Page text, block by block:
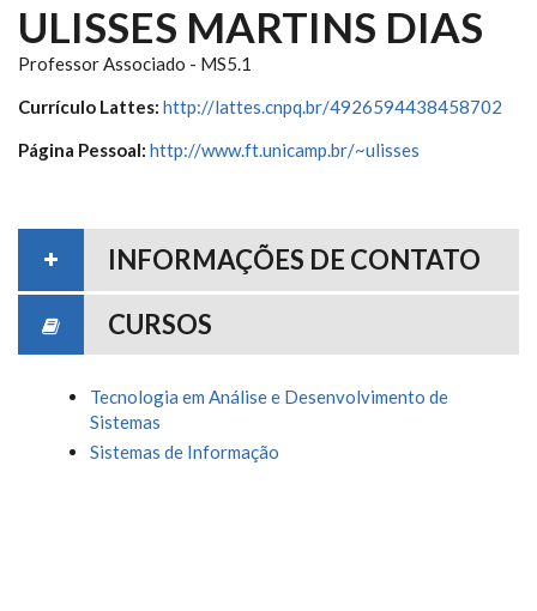
ULISSES MARTINS DIAS
Professor Associado - MS5.1
Currículo Lattes: http://lattes.cnpq.br/4926594438458702
Página Pessoal: http://www.ft.unicamp.br/~ulisses
INFORMAÇÕES DE CONTATO
CURSOS
Tecnologia em Análise e Desenvolvimento de
Sistemas
Sistemas de Informação